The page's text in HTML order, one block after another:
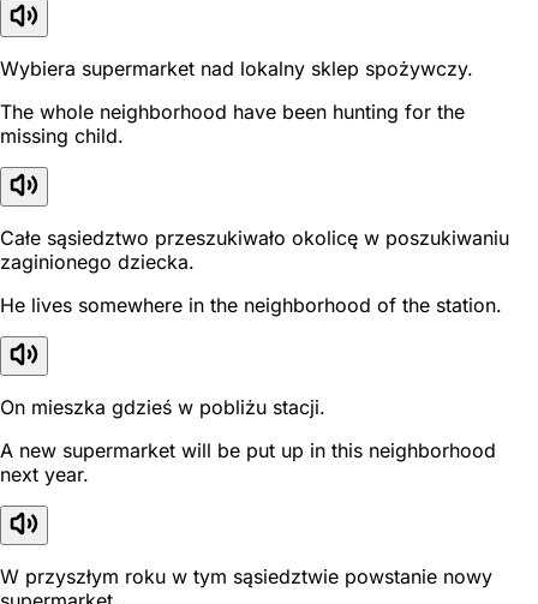
Wybiera supermarket nad lokalny sklep spożywczy.
The whole neighborhood have been hunting for the
missing child.
Całe sąsiedztwo przeszukiwało okolicę w poszukiwaniu
zaginionego dziecka.
He lives somewhere in the neighborhood of the station.
On mieszka gdzieś w pobliżu stacji.
A new supermarket will be put up in this neighborhood
next year.
W przyszłym roku w tym sąsiedztwie powstanie nowy